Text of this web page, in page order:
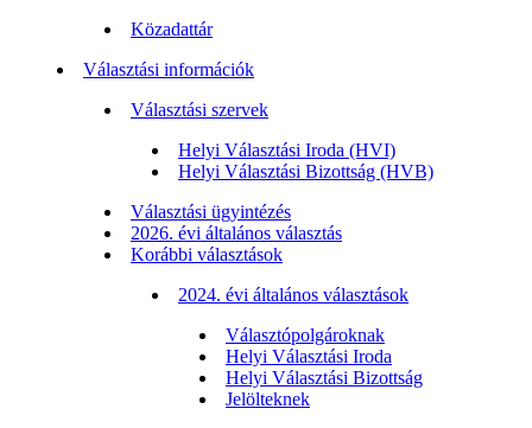
Közadattár
Választási információk
Választási szervek
Helyi Választási Iroda (HVI)
Helyi Választási Bizottság (HVB)
Választási ügyintézés
2026. évi általános választás
Korábbi választások
2024. évi általános választások
Választópolgároknak
Helyi Választási Iroda
Helyi Választási Bizottság
Jelölteknek